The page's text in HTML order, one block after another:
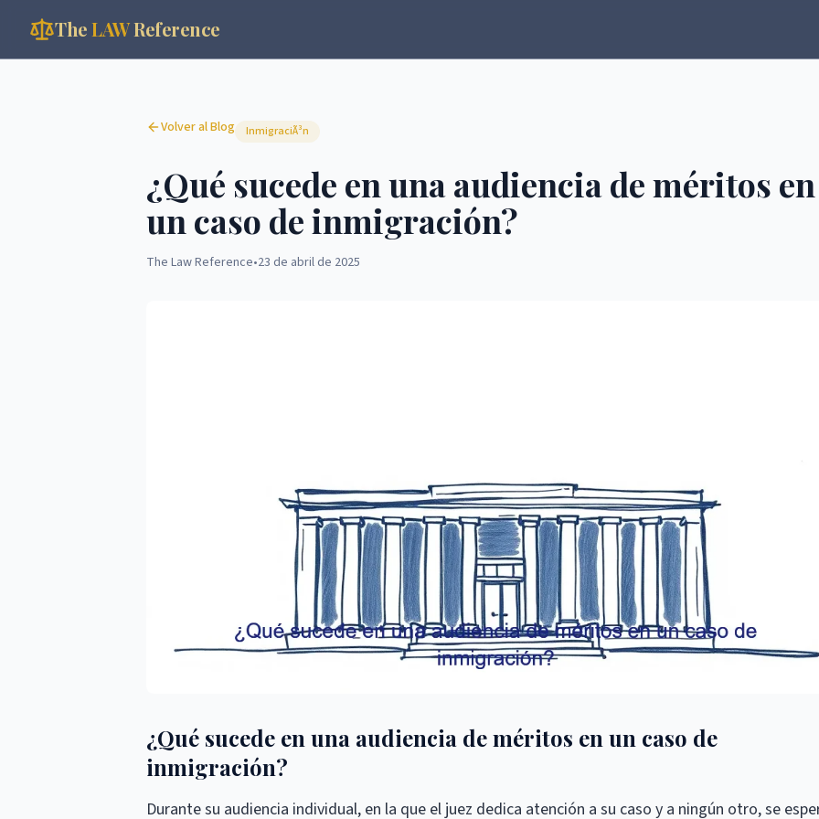
TheLAWReference
Volver al Blog InmigraciÃ³n
¿Qué sucede en una audiencia de méritos en
un caso de inmigración?
The Law Reference•23 de abril de 2025
¿Qué sucede en una audiencia de méritos en un caso de
inmigración?
Durante su audiencia individual, en la que el juez dedica atención a su caso y a ningún otro, se